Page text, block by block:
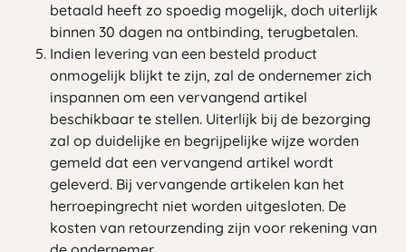
betaald heeft zo spoedig mogelijk, doch uiterlijk
binnen 30 dagen na ontbinding, terugbetalen.
Indien levering van een besteld product
onmogelijk blijkt te zijn, zal de ondernemer zich
inspannen om een vervangend artikel
beschikbaar te stellen. Uiterlijk bij de bezorging
zal op duidelijke en begrijpelijke wijze worden
gemeld dat een vervangend artikel wordt
geleverd. Bij vervangende artikelen kan het
herroepingrecht niet worden uitgesloten. De
kosten van retourzending zijn voor rekening van